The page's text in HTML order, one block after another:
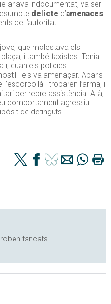
anava indocumentat, va ser
delicte d’amenaces
de l’autoritat.
que molestava els
i també taxistes. Tenia
i, quan els policies
i els va amenaçar. Abans
i trobaren l’arma, i
per rebre assistència. Allà,
comportament agressiu.
de detinguts.
tancats